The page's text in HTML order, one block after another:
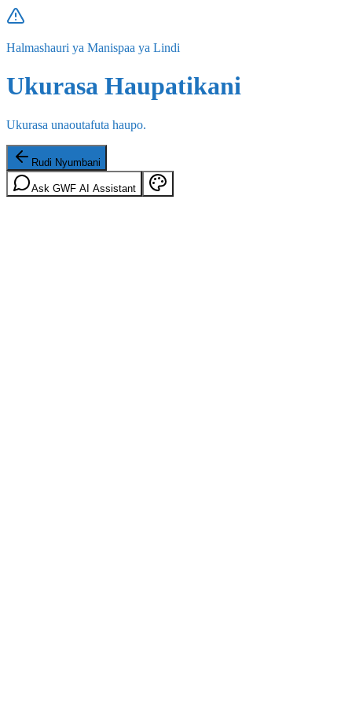
Halmashauri ya Manispaa ya Lindi
Ukurasa Haupatikani
Ukurasa unaoutafuta haupo.
Rudi Nyumbani
Ask GWF AI Assistant